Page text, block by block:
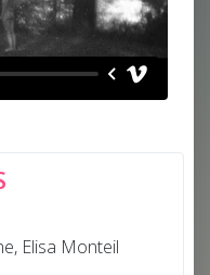
Elisa Monteil